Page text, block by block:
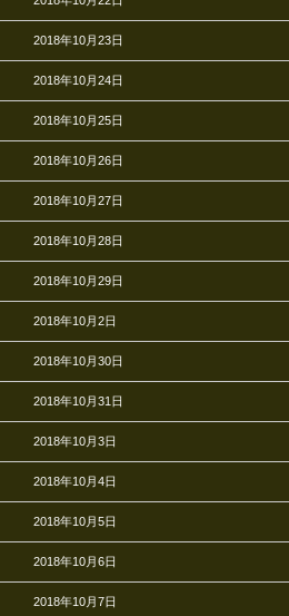
2018年10月23日
2018年10月24日
2018年10月25日
2018年10月26日
2018年10月27日
2018年10月28日
2018年10月29日
2018年10月2日
2018年10月30日
2018年10月31日
2018年10月3日
2018年10月4日
2018年10月5日
2018年10月6日
2018年10月7日